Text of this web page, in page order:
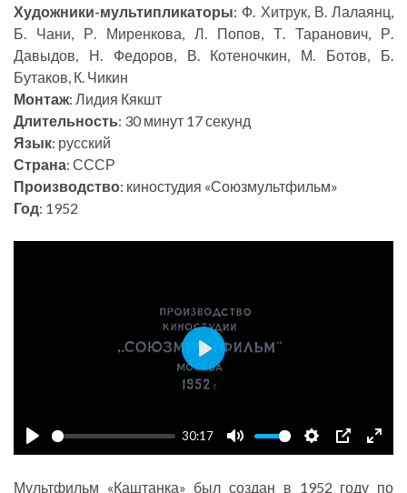
Художники-мультипликаторы: Ф. Хитрук, В. Лалаянц,
Б. Чани, Р. Миренкова, Л. Попов, Т. Таранович, Р.
Давыдов, Н. Федоров, В. Котеночкин, М. Ботов, Б.
Бутаков, К. Чикин
Монтаж: Лидия Кякшт
Длительность: 30 минут 17 секунд
Язык: русский
Страна: СССР
Производство: киностудия «Союзмультфильм»
Год: 1952
P
l
30:17
M
u
S
e
P
I
E
n
P
l
y
Мультфильм «Каштанка» был создан в 1952 году по